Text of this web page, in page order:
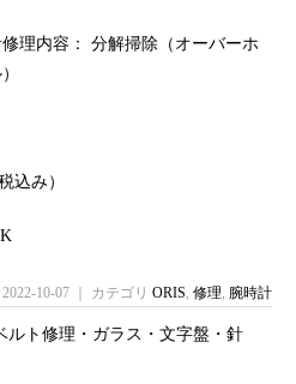
修理内容： 分解掃除（オーバーホ
込み）
2022-10-07 ｜ カテゴリ ORIS, 修理, 腕時計
ルト修理・ガラス・文字盤・針